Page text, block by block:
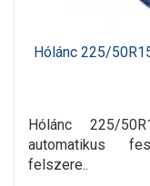
Hólánc 225/
Hólánc 225/
automatikus
felszere..